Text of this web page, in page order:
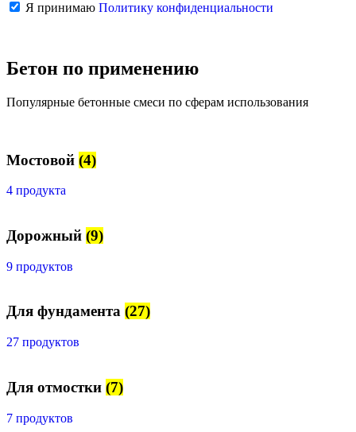
Я принимаю Политику конфиденциальности
Бетон по применению
Популярные бетонные смеси по сферам использования
Мостовой (4)
4 продукта
Дорожный (9)
9 продуктов
Для фундамента (27)
27 продуктов
Для отмостки (7)
7 продуктов